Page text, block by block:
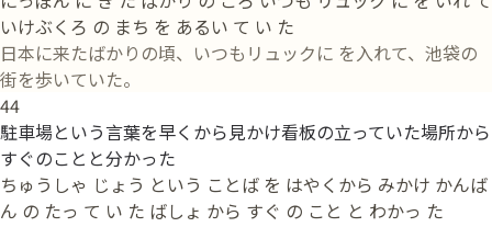
いけぶくろ の まち を あるい て い た
日本に来たばかりの頃、いつもリュックに を入れて、池袋の
街を歩いていた。
44
駐車場という言葉を早くから見かけ看板の立っていた場所から
すぐのことと分かった
ちゅうしゃ じょう という ことば を はやくから みかけ かんば
ん の たっ て い た ばしょ から すぐ の こと と わかっ た